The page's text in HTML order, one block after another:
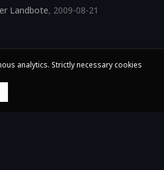
Landbote, 2009-08-21
analytics. Strictly necessary cookies